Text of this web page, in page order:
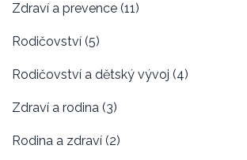
Zdraví a prevence (11)
Rodičovství (5)
Rodičovství a dětský vývoj (4)
Zdraví a rodina (3)
Rodina a zdraví (2)